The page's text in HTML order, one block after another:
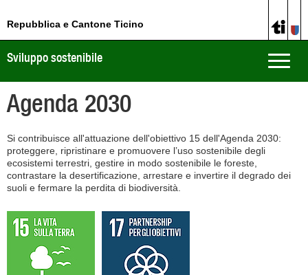
Repubblica e Cantone Ticino
Toggle
Sviluppo sostenibile
Agenda 2030
Si contribuisce all'attuazione dell'obiettivo 15 dell'Agenda 2030:
proteggere, ripristinare e promuovere l’uso sostenibile degli
ecosistemi terrestri, gestire in modo sostenibile le foreste,
contrastare la desertificazione, arrestare e invertire il degrado dei
suoli e fermare la perdita di biodiversità.